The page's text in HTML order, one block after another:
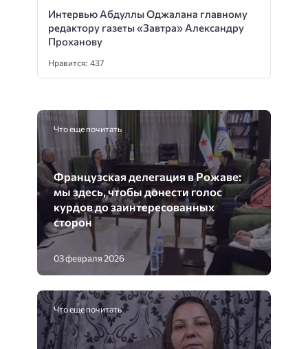
Интервью Абдуллы Оджалана главному
редактору газеты «Завтра» Александру
Проханову
Нравится: 437
Что еще почитать
Французская делегация в Рожаве:
мы здесь, чтобы донести голос
курдов до заинтересованных
сторон
03 февраля 2026
Что еще почитать